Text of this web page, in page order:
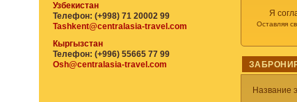
Я
Оставляя
Название
Узбекистан
Телефон: (+998) 71 20002 99
Tashkent@centralasia-travel.com
Кыргызстан
Телефон: (+996) 55665 77 99
Osh@centralasia-travel.com